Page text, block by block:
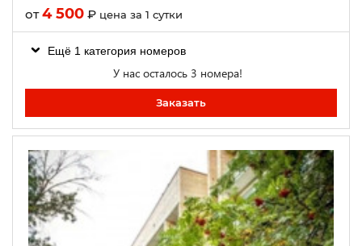
от4 500 ₽ цена за 1 сутки
Ещё 1 категория номеров
У нас осталось 3 номера!
Заказать